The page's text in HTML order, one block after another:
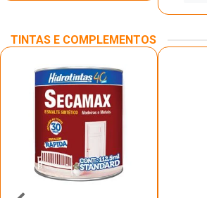
TINTAS E COMPLEMENTOS